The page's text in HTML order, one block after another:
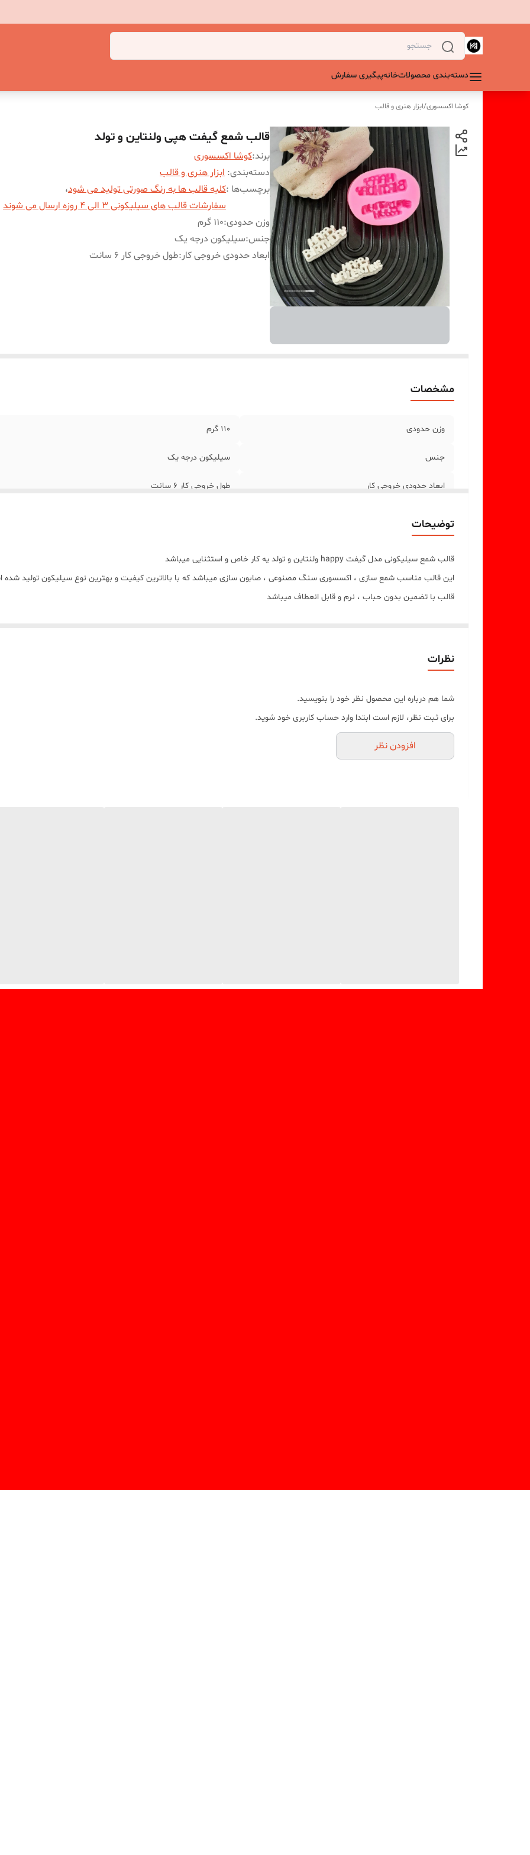
دسته‌بندی محصولاتخانهپیگیری سفارش
کوشا اکسسوری/ابزار هنری و قالب
قالب شمع گیفت هپی ولنتاین و تولد
برند:کوشا اکسسوری
دسته‌بندی: ابزار هنری و قالب
برچسب‌ها :کلیه قالب ها به رنگ صورتی تولید می شود،
سفارشات قالب های سیلیکونی 3 الی 4 روزه ارسال می شوند
وزن حدودی:110 گرم
جنس:سیلیکون درجه یک
ابعاد حدودی خروجی کار:طول خروجی کار 6 سانت
مشخصات
وزن حدودی 110 گرم
جنس سیلیکون درجه یک
ابعاد حدودی خروجی کار طول خروجی کار 6 سانت
توضیحات
قالب شمع سیلیکونی مدل گیفت happy ولنتاین و تولد یه کار خاص و استثنایی میباشد
این قالب مناسب شمع سازی ، اکسسوری سنگ مصنوعی ، صابون سازی میباشد که با بالاترین کیفیت و بهترین نوع سیلیکون تولید
قالب با تضمین بدون حباب ، نرم و قابل انعطاف میباشد
نظرات
شما هم درباره این محصول نظر خود را بنویسید.
برای ثبت نظر، لازم است ابتدا وارد حساب کاربری خود شوید.
افزودن نظر